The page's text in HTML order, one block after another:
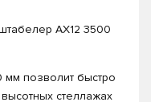
AX12 3500
позволит быстро
стеллажах